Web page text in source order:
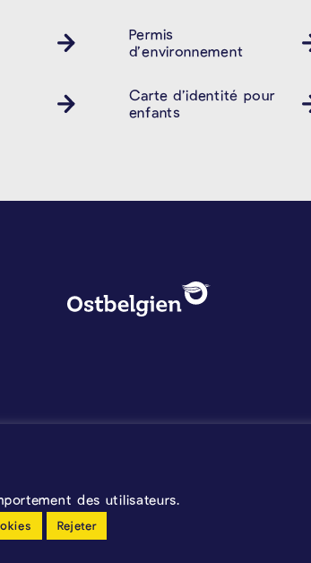
Permis
d’environnement
Carte d’identité pour
enfants
PROTECTION
Blason - Kelmis| La Calamine
des utilisateurs.
Rejeter